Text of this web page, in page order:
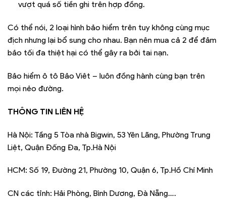
vượt quá số tiền ghi trên hợp đồng.
Có thể nói, 2 loại hình bảo hiểm trên tuy không cùng mục
địch nhưng lại bổ sung cho nhau. Bạn nên mua cả 2 để đảm
bảo tối đa thiệt hại có thể gây ra bởi tai nạn.
Bảo hiểm ô tô Bảo Viêt – luôn đồng hành cùng bạn trên
mọi nẻo đường.
THÔNG TIN LIÊN HỆ
Hà Nội: Tầng 5 Tòa nhà Bigwin, 53 Yên Lãng, Phường Trung
Liệt, Quận Đống Đa, Tp.Hà Nội
HCM: Số 19, Đường 21, Phường 10, Quận 6, Tp.Hồ Chí Minh
CN các tỉnh: Hải Phòng, Bình Dương, Đà Nẵng….